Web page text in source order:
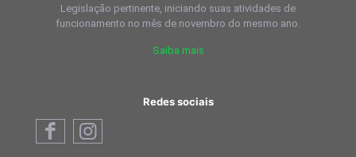
Legislação pertinente, iniciando suas atividades de
funcionamento no mês de novembro do mesmo ano.
Saiba mais
Redes sociais